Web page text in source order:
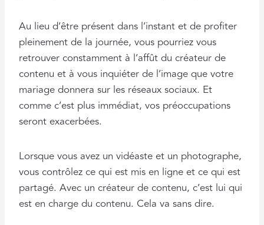
Au lieu d’être présent dans l’instant et de profiter
pleinement de la journée, vous pourriez vous
retrouver constamment à l’affût du créateur de
contenu et à vous inquiéter de l’image que votre
mariage donnera sur les réseaux sociaux. Et
comme c’est plus immédiat, vos préoccupations
seront exacerbées.
Lorsque vous avez un vidéaste et un photographe,
vous contrôlez ce qui est mis en ligne et ce qui est
partagé. Avec un créateur de contenu, c’est lui qui
est en charge du contenu. Cela va sans dire.